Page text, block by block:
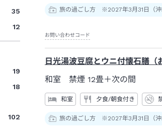
35
12
19
18
102
旅の過ごし方 ※2027年3月31日（沖
お問い合わせコード
日光湯波豆腐とウニ付懐石膳（
和室 禁煙 12畳＋次の間
和室 夕食/朝食付き
旅の過ごし方 ※2027年3月31日（沖